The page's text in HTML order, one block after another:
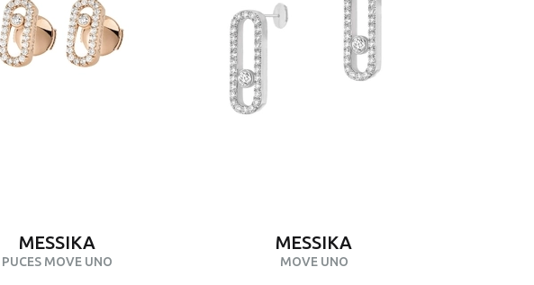
MESSIKA
PUCES MOVE UNO
MESSIKA
MOVE UNO